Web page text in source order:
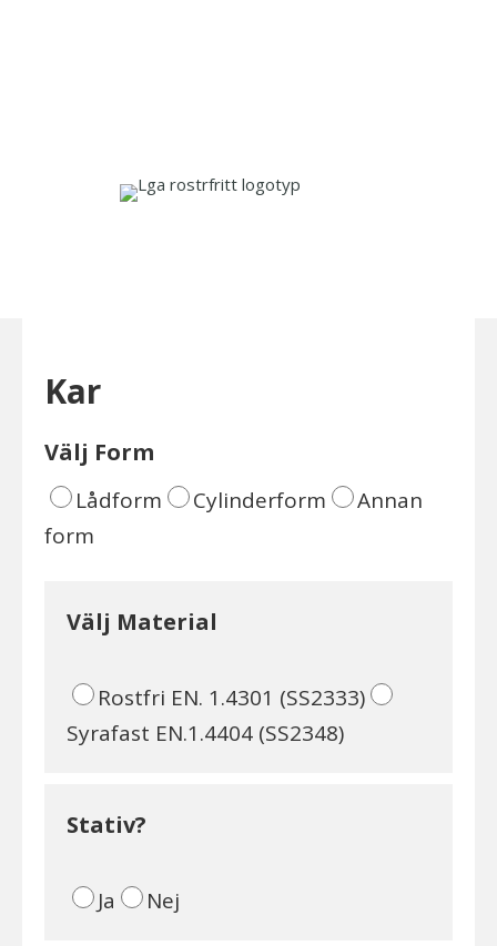
Offertförfrågan Kar
Kar
Välj Form
Lådform Cylinderform
Annan
form
Välj Material
Rostfri EN. 1.4301 (SS2333)
Syrafast EN.1.4404 (SS2348)
Stativ?
Ja Nej